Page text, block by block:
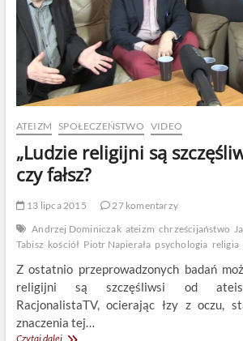
ATEIZM SPOŁECZEŃSTWO VIDEO
„Ludzie religijni są
czy fałsz?
13 lipca 2015
27 komentarzy
Andrzej Dominiczak ateizm chrześcijaństwo
Tabisz kościół Piotr Napierała psychologia religia
Z ostatnio przeprowadzonych badań
religijni są szczęśliwsi od
RacjonalistaTV, ocierając łzy z oczu,
znaczenia tej…
Czytaj dalej„Ludzie